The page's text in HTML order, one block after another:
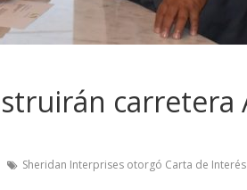
carretera
Sheridan Interprises otorgó Carta de